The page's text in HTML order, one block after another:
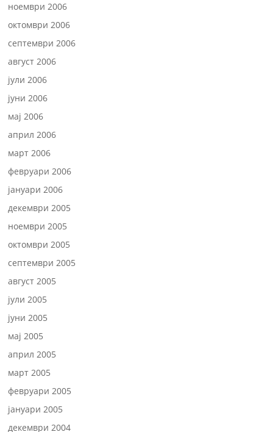
ноември 2006
октомври 2006
септември 2006
август 2006
јули 2006
јуни 2006
мај 2006
април 2006
март 2006
февруари 2006
јануари 2006
декември 2005
ноември 2005
октомври 2005
септември 2005
август 2005
јули 2005
јуни 2005
мај 2005
април 2005
март 2005
февруари 2005
јануари 2005
декември 2004